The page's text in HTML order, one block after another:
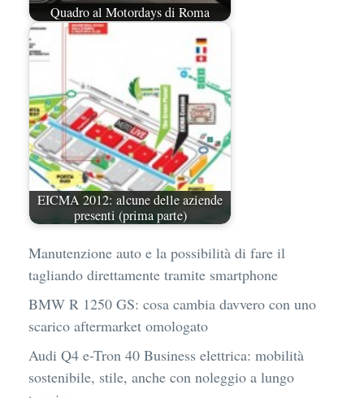
Quadro al Motordays di Roma
EICMA 2012: alcune delle aziende
presenti (prima parte)
Manutenzione auto e la possibilità di fare il
tagliando direttamente tramite smartphone
BMW R 1250 GS: cosa cambia davvero con uno
scarico aftermarket omologato
Audi Q4 e-Tron 40 Business elettrica: mobilità
sostenibile, stile, anche con noleggio a lungo